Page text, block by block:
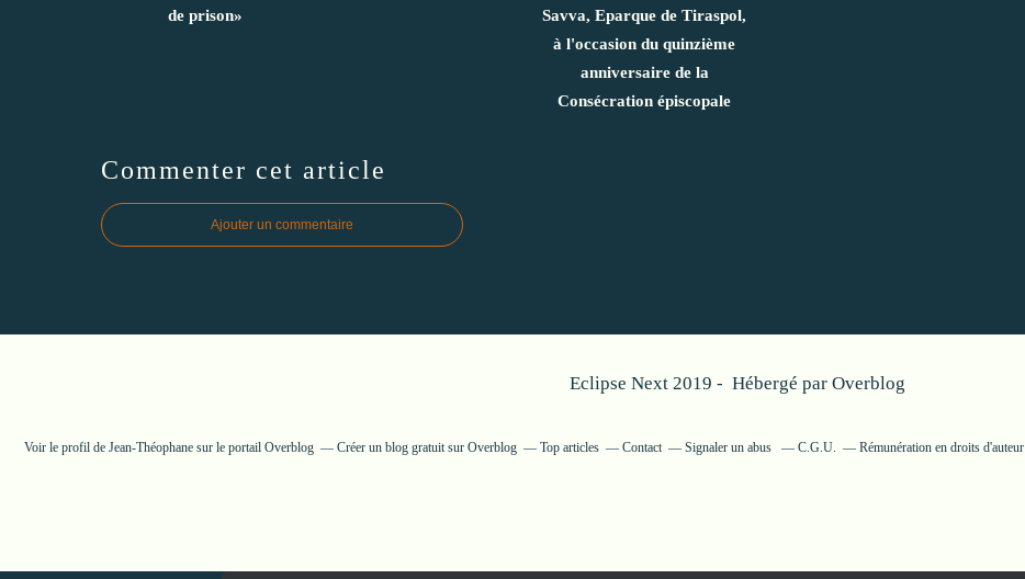
de prison»
Savva, Eparque de Tiraspol,
à l'occasion du quinzième
anniversaire de la
Consécration épiscopale
Commenter cet article
Ajouter un commentaire
Eclipse Next 2019 - Hébergé par Overblog
Voir le profil de Jean-Théophane sur le portail Overblog Créer un blog gratuit sur Overblog Top articles Contact Signaler un abus C.G.U. Rémunération en droits d'auteur